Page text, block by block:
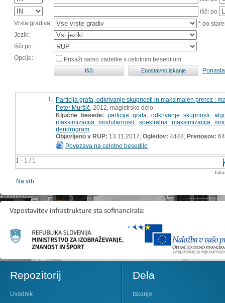
išči po
Vrsta gradiva:
* po
Jezik:
Išči po:
Opcije:
Prikaži samo zadetke s celotnim besedilom
1 - 1 / 1
1. Particija grafa, odkrivanje skupnosti in maksimalen prerez :
Peter Muršič , 2012, magistrsko delo
Ključne besede: particija grafa ,odkrivanje skupnosti ,
maksimizacija modularnosti ,spektralna maksimizacija
dendrogram
Objavljeno v RUP: 13.11.2017; Ogledov: 4448; Prenosov: 64
Povezava na celotno besedilo
Na vrh
Repozitorij
Uvodnik
Dela
Iskanje